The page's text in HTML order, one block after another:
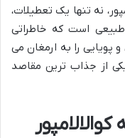
نه تنها یک تعطیلات،
طبیعی است که خاطراتی
پویایی را به ارمغان می
از جذاب ترین مقاصد